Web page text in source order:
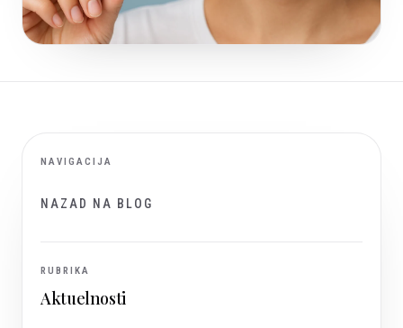
NAVIGACIJA
NAZAD NA BLOG
RUBRIKA
Aktuelnosti